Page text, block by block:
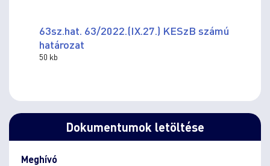
63sz.hat. 63/2022.(IX.27.) KESzB számú
határozat
50 kb
Dokumentumok letöltése
Meghívó